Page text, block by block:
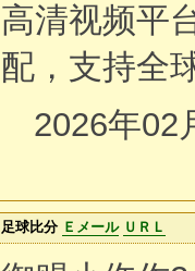
高清视频平
配，支持全
2026年02
足球比分 Ｅメール ＵＲＬ